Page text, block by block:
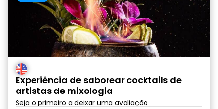
Experiência de saborear cocktails de
artistas de mixologia
Seja o primeiro a deixar uma avaliação